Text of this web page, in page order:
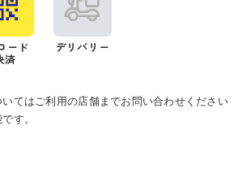
ード
済
デリバリー
てはご利用の店舗までお問い合わせください
す。